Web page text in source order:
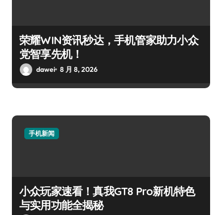
荣耀WIN资讯秒达，手机管家助力小众
党智享先机！
dawei 8 月 8, 2026
手机新闻
小众玩家速看！真我GT8 Pro新机特色
与实用功能全揭秘